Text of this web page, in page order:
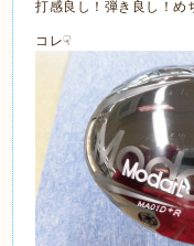
打感良し！弾き良し！め
コレ☟